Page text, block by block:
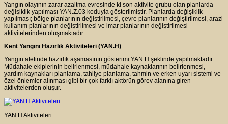
Yangın olayının zarar azaltma evresinde ki son aktivite grubu olan planlarda
değişiklik yapılması YAN.Z.03 koduyla gösterilmiştir. Planlarda değişiklik
yapılması; bölge planlarının değiştirilmesi, çevre planlarının değiştirilmesi, arazi
kullanım planlarının değiştirilmesi ve imar planlarının değiştirilmesi
aktivitelerinden oluşmaktadır.
Kent Yangını Hazırlık Aktiviteleri (YAN.H)
Yangın afetinde hazırlık aşamasının gösterimi YAN.H şeklinde yapılmaktadır.
Müdahale ekiplerinin belirlenmesi, müdahale kaynaklarının belirlenmesi,
yardım kaynakları planlama, tahliye planlama, tahmin ve erken uyarı sistemi ve
özel önlemler alınması gibi bir çok farklı aktörün görev alanına giren
aktivitelerden oluşur.
YAN.H Aktiviteleri